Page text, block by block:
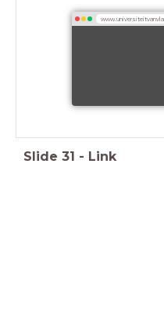
Slide 31 - Link